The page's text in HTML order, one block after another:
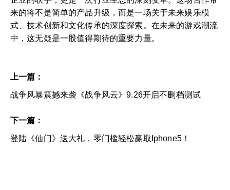
来的将不是简单的产品升级，而是一场关于未来娱乐模
式、技术创新和文化传承的深度探索。在未来的游戏潮流
中，这无疑是一股值得期待的重要力量。
上一篇：
战争风暴震撼来袭《战争风云》9.26开启不删档测试
下一篇：
登陆《仙门》送大礼，零门槛轻松赢取Iphone5！